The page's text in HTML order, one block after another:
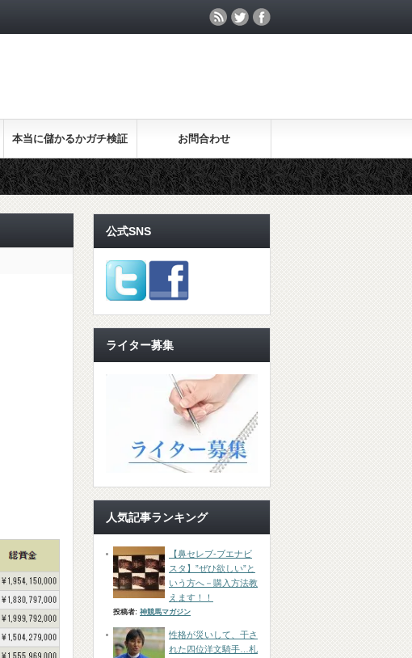
本当に儲かるかガチ検証 お問合わせ
公式SNS
ライター募集
人気記事ランキング
【鼻セレブ-ブエナビ
スタ】”ぜひ欲しい”と
いう方へ－購入方法教
えます！！
投稿者: 神競馬マガジン
性格が災いして、干さ
れた四位洋文騎手…札